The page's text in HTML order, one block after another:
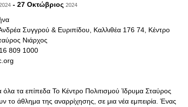
- 27 Οκτώβριος2024
Συγγρού & Ευριπίδου, Καλλιθέα 176 74, Κέντρο
Νιάρχος
809 1000
όλα τα επίπεδα Το Κέντρο Πολιτισμού Ίδρυμα Σταύρος
το άθλημα της αναρρίχησης, σε μια νέα εμπειρία. Ένας